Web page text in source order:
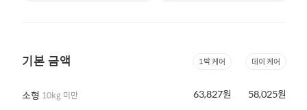
기본 금액
소형 10kg 미만
1박 케어
63,827원
데이 케어
58,025원